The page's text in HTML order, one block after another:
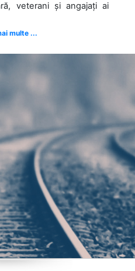
veterani și angajați ai
multe ...